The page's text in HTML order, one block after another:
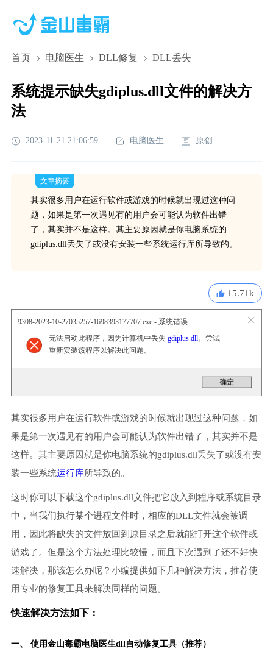
首页 电脑医生 DLL修复 DLL丢失
系统提示缺失gdiplus.dll文件的解决方
法
2023-11-21 21:06:59 电脑医生 原创
文章摘要
其实很多用户在运行软件或游戏的时候就出现过这种问
题，如果是第一次遇见有的用户会可能认为软件出错
了，其实并不是这样。其主要原因就是你电脑系统的
gdiplus.dll丢失了或没有安装一些系统运行库所导致的。
15.71k
9308-2023-10-27035257-1698393177707.exe - 系统错误
无法启动此程序，因为计算机中丢失 gdiplus.dll。尝试
重新安装该程序以解决此问题。
其实很多用户在运行软件或游戏的时候就出现过这种问题，如
果是第一次遇见有的用户会可能认为软件出错了，其实并不是
这样。其主要原因就是你电脑系统的gdiplus.dll丢失了或没有安
装一些系统运行库所导致的。
这时你可以下载这个gdiplus.dll文件把它放入到程序或系统目录
中，当我们执行某个进程文件时，相应的DLL文件就会被调
用，因此将缺失的文件放回到原目录之后就能打开这个软件或
游戏了。但是这个方法处理比较慢，而且下次遇到了还不好快
速解决，那该怎么办呢？小编提供如下几种解决方法，推荐使
用专业的修复工具来解决同样的问题。
快速解决方法如下：
一、 使用金山毒霸电脑医生dll自动修复工具（推荐）